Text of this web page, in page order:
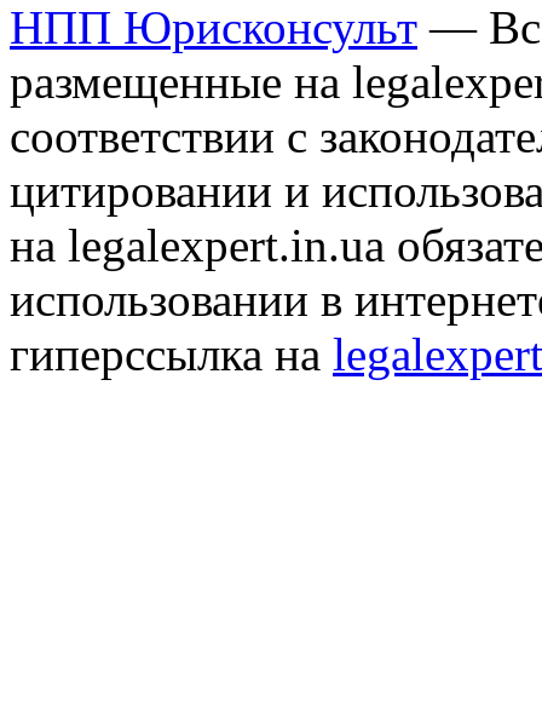
НПП Юрисконсульт —
размещенные на
соответствии с
цитировании и
на legalexpert.in.ua
использовании в
гиперссылка на